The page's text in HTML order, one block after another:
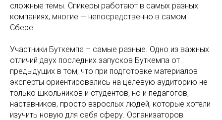
сложные темы. Спикеры работают в самых разных
компаниях, многие — непосредственно в самом
Сбере.
Участники Буткемпа – самые разные. Одно из важных
отличий двух последних запусков Буткемпа от
предыдущих в том, что при подготовке материалов
эксперты ориентировались на целевую аудиторию не
только школьников и студентов, но и педагогов,
наставников, просто взрослых людей, которые хотели
изучить новую для себя сферу. Организаторов